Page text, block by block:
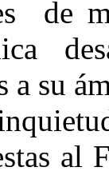
de
a su
al